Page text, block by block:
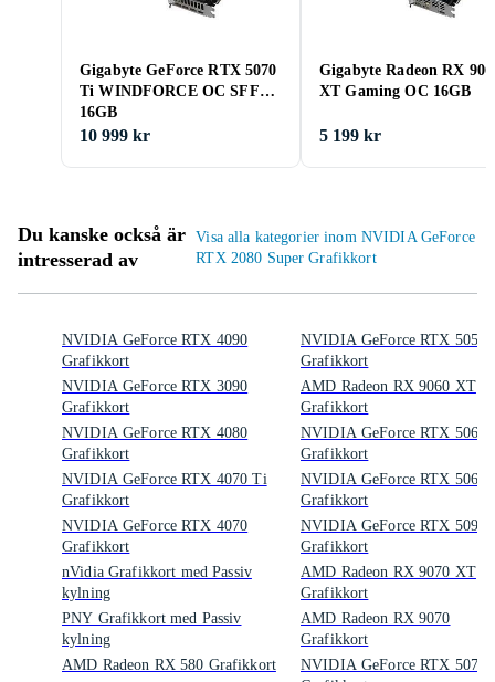
Gigabyte GeForce RTX 5070
Ti WINDFORCE OC SFF
16GB
10 999 kr
Gigabyte Radeon RX
XT Gaming OC 16GB
5 199 kr
Du kanske också är
intresserad av
Visa alla kategorier inom NVIDIA GeForce
RTX 2080 Super Grafikkort
NVIDIA GeForce RTX 4090
Grafikkort
NVIDIA GeForce RTX 3090
Grafikkort
NVIDIA GeForce RTX 4080
Grafikkort
NVIDIA GeForce RTX 4070 Ti
Grafikkort
NVIDIA GeForce RTX 4070
Grafikkort
nVidia Grafikkort med Passiv
kylning
PNY Grafikkort med Passiv
kylning
AMD Radeon RX 580 Grafikkort
NVIDIA GeForce RTX 5050
Grafikkort
AMD Radeon RX 9060 XT
Grafikkort
NVIDIA GeForce RTX 5060
Grafikkort
NVIDIA GeForce RTX 5060
Grafikkort
NVIDIA GeForce RTX 5090
Grafikkort
AMD Radeon RX 9070 XT
Grafikkort
AMD Radeon RX 9070
Grafikkort
NVIDIA GeForce RTX 5070